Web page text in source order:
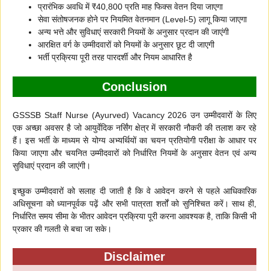
प्रारंभिक अवधि में ₹40,800 प्रति माह फिक्स वेतन दिया जाएगा
सेवा संतोषजनक होने पर नियमित वेतनमान (Level-5) लागू किया जाएगा
अन्य भत्ते और सुविधाएं सरकारी नियमों के अनुसार प्रदान की जाएंगी
आरक्षित वर्ग के उम्मीदवारों को नियमों के अनुसार छूट दी जाएगी
भर्ती प्रक्रिया पूरी तरह पारदर्शी और नियम आधारित है
Conclusion
GSSSB Staff Nurse (Ayurved) Vacancy 2026 उन उम्मीदवारों के लिए
एक अच्छा अवसर है जो आयुर्वेदिक नर्सिंग क्षेत्र में सरकारी नौकरी की तलाश कर रहे
हैं। इस भर्ती के माध्यम से योग्य अभ्यर्थियों का चयन प्रतियोगी परीक्षा के आधार पर
किया जाएगा और चयनित उम्मीदवारों को निर्धारित नियमों के अनुसार वेतन एवं अन्य
सुविधाएं प्रदान की जाएंगी।
इच्छुक उम्मीदवारों को सलाह दी जाती है कि वे आवेदन करने से पहले आधिकारिक
अधिसूचना को ध्यानपूर्वक पढ़ें और सभी पात्रता शर्तों को सुनिश्चित करें। साथ ही,
निर्धारित समय सीमा के भीतर आवेदन प्रक्रिया पूरी करना आवश्यक है, ताकि किसी भी
प्रकार की गलती से बचा जा सके।
Disclaimer